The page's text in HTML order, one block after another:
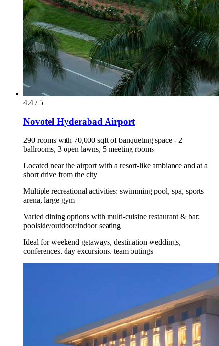
4.4 / 5
Novotel Hyderabad Airport
290 rooms with 70,000 sqft of banqueting space - 2
ballrooms, 3 open lawns, 5 meeting rooms
Located near the airport with a resort-like ambiance and at a
short drive from the city
Multiple recreational activities: swimming pool, spa, sports
arena, large gym
Varied dining options with multi-cuisine restaurant & bar;
poolside/outdoor/indoor seating
Ideal for weekend getaways, destination weddings,
conferences, day excursions, team outings